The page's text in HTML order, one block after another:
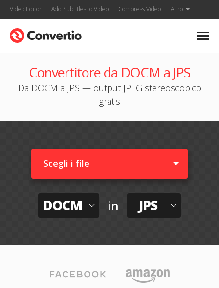
Video Editor Add Subtitles to Video Compress Video Altro
Convertitore da DOCM a JPS
Da DOCM a JPS — output JPEG stereoscopico
gratis
Scegli i file
DOCM in JPS